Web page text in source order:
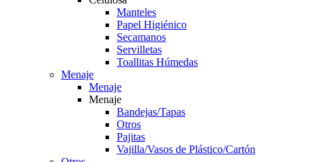
Manteles
Papel Higiénico
Secamanos
Servilletas
Toallitas Húmedas
Menaje
Menaje
Menaje
Bandejas/Tapas
Otros
Pajitas
Vajilla/Vasos de Plástico/Cartón